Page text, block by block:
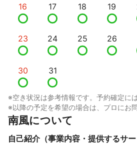
16 17 18 19
23 24 25 26
30 31
※空き状況は参考情報です。予約確定に
※以降の予定を希望の場合は、プロにお
南風について
自己紹介（事業内容・提供するサー